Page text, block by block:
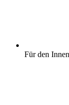
Für den